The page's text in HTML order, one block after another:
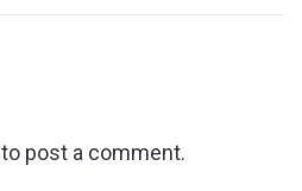
to post a comment.